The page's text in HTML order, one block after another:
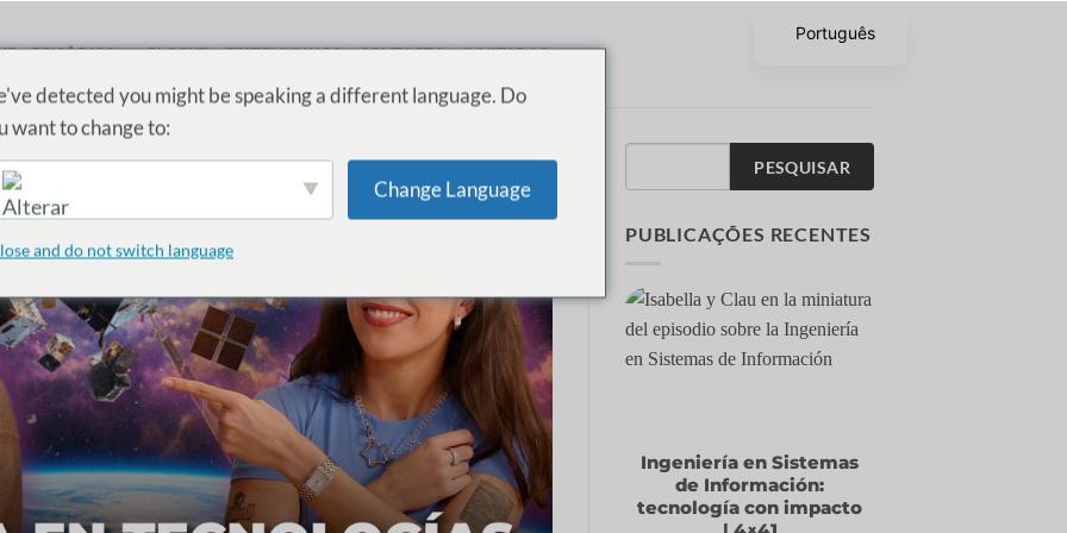
EPISÓDIOS BLOGUE TESTEMUNHOS CONTACTO INVITADAS
PESQUISAR
PUBLICAÇÕES RECENTES
Ingeniería en Sistemas
de Información:
tecnología con impacto
detected you might be speaking a different language. Do
want to change to:
English
Change Language
and do not switch language
Português